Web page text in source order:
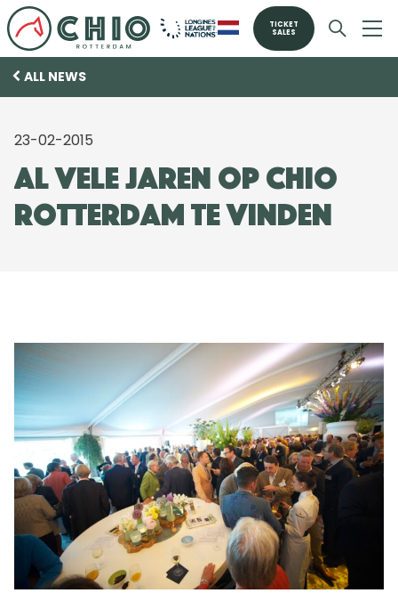
TICKET
SALES
ALL NEWS
23-02-2015
Al vele jaren op CHIO
Rotterdam te vinden